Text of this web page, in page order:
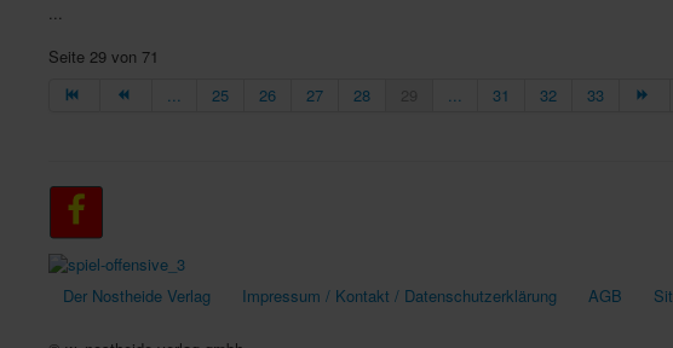
...
Seite 29 von 71
...
25 26 27 28 ... 31 32 33
Der Nostheide Verlag Impressum / Kontakt / Datenschutzerklärung AGB